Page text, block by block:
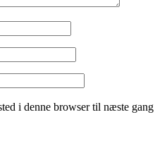
i denne browser til næste gang